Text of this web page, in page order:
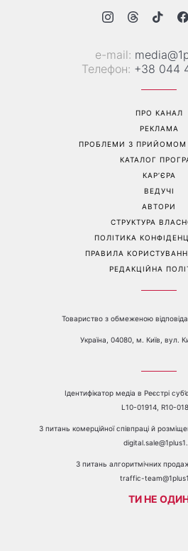
е-mail:
Телефон: +38 044
ПРО КАНАЛ
РЕКЛАМА
ПРОБЛЕМИ З ПРИЙОМОМ
КАТАЛОГ
КАР’ЄРА
ВЕДУЧІ
АВТОРИ
СТРУКТУРА
ПОЛІТИКА
ПРАВИЛА
РЕДАКЦІЙНА
Товариство з обмеженою
Україна, 04080, м. Київ, вул.
Ідентифікатор медіа в Реєстрі
L10-01914, R10-
З питань комерційної співпраці й
З питань алгоритмічних
traffic-
ТИ НЕ